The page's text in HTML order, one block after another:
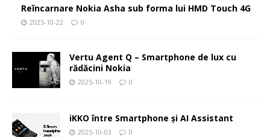
Reîncarnare Nokia Asha sub forma lui HMD Touch 4G
2025-10-22 0
Vertu Agent Q – Smartphone de lux cu
rădăcini Nokia
2025-10-19 0
iKKO între Smartphone și AI Assistant
2025-10-03 0